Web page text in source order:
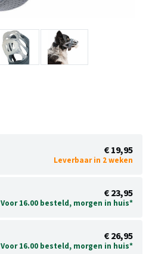
€ 19,95
Leverbaar in 2 weken
€ 23,95
Voor 16.00 besteld, morgen in huis*
€ 26,95
Voor 16.00 besteld, morgen in huis*